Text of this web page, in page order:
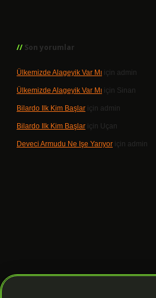
Son yorumlar
Ülkemizde Alageyik Var Mı için admin
Ülkemizde Alageyik Var Mı için Sinan
Bilardo Ilk Kim Başlar için admin
Bilardo Ilk Kim Başlar için Uçan
Deveci Armudu Ne Işe Yarıyor için admin